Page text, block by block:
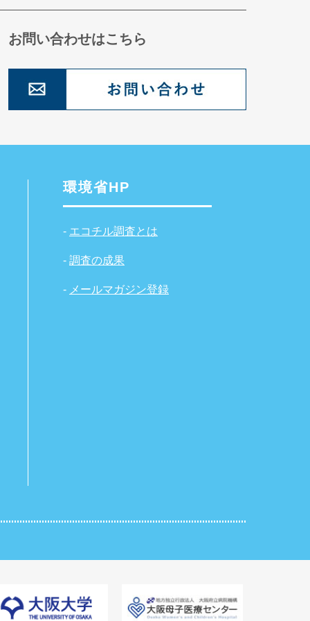
お問い合わせはこちら
環境省HP
- エコチル調査とは
- 調査の成果
- メールマガジン登録